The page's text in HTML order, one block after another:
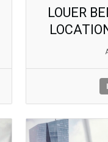
LOUER